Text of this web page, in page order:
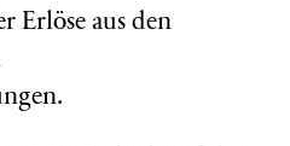
Erlöse aus den